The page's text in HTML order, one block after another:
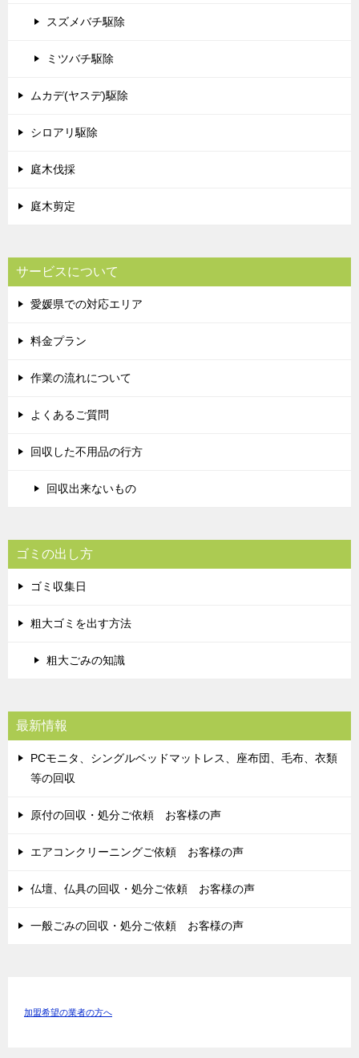
スズメバチ駆除
ミツバチ駆除
ムカデ(ヤスデ)駆除
シロアリ駆除
庭木伐採
庭木剪定
サービスについて
愛媛県での対応エリア
料金プラン
作業の流れについて
よくあるご質問
回収した不用品の行方
回収出来ないもの
ゴミの出し方
ゴミ収集日
粗大ゴミを出す方法
粗大ごみの知識
最新情報
PCモニタ、シングルベッドマットレス、座布団、毛布、衣類
等の回収
原付の回収・処分ご依頼 お客様の声
エアコンクリーニングご依頼 お客様の声
仏壇、仏具の回収・処分ご依頼 お客様の声
一般ごみの回収・処分ご依頼 お客様の声
加盟希望の業者の方へ